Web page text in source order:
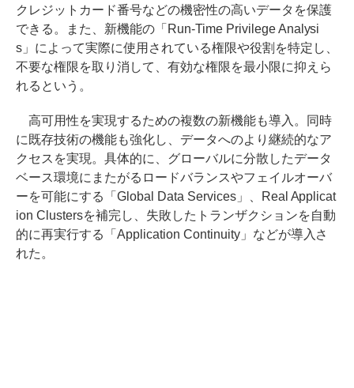
クレジットカード番号などの機密性の高いデータを保護
できる。また、新機能の「Run-Time Privilege Analysi
s」によって実際に使用されている権限や役割を特定し、
不要な権限を取り消して、有効な権限を最小限に抑えら
れるという。
高可用性を実現するための複数の新機能も導入。同時
に既存技術の機能も強化し、データへのより継続的なア
クセスを実現。具体的に、グローバルに分散したデータ
ベース環境にまたがるロードバランスやフェイルオーバ
ーを可能にする「Global Data Services」、Real Applicat
ion Clustersを補完し、失敗したトランザクションを自動
的に再実行する「Application Continuity」などが導入さ
れた。